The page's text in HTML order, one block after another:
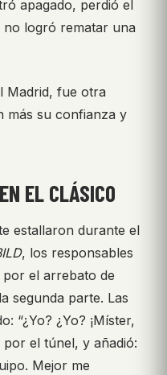
apagado, perdió el
no logró rematar una
Madrid, fue otra
más su confianza y
EL CLÁSICO
estallaron durante el
, los responsables
el arrebato de
segunda parte. Las
“¿Yo? ¿Yo? ¡Míster,
por el túnel, y añadió:
Mejor me